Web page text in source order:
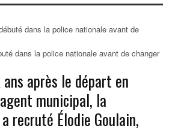
dans la police nationale avant de changer
ans après le départ en
municipal, la
recruté Élodie Goulain,